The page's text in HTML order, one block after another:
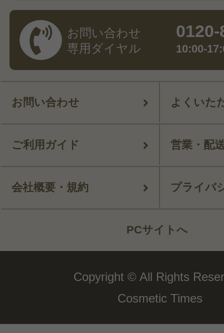
お問い合わせ
専用ダイヤル
10:00-
お問い合わせ よくいた
ご利用ガイド 営業・配
会社概要・規約 プライバ
PCサイトへ
Copyright © All Rights
Cosmetic Times